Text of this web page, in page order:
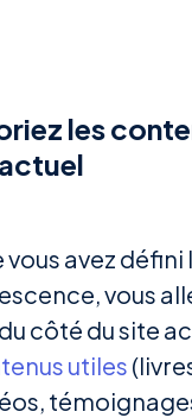
les
vous avez
vous
côté du site
utiles